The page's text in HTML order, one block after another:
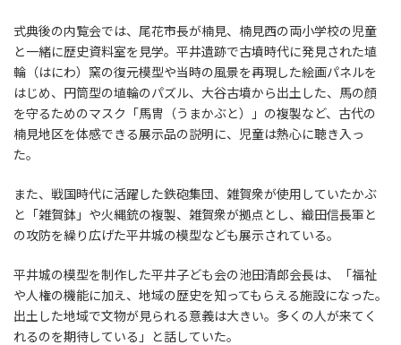
式典後の内覧会では、尾花市長が楠見、楠見西の両小学校の児童
と一緒に歴史資料室を見学。平井遺跡で古墳時代に発見された埴
輪（はにわ）窯の復元模型や当時の風景を再現した絵画パネルを
はじめ、円筒型の埴輪のパズル、大谷古墳から出土した、馬の顔
を守るためのマスク「馬冑（うまかぶと）」の複製など、古代の
楠見地区を体感できる展示品の説明に、児童は熱心に聴き入っ
た。
また、戦国時代に活躍した鉄砲集団、雑賀衆が使用していたかぶ
と「雑賀鉢」や火縄銃の複製、雑賀衆が拠点とし、織田信長軍と
の攻防を繰り広げた平井城の模型なども展示されている。
平井城の模型を制作した平井子ども会の池田清郎会長は、「福祉
や人権の機能に加え、地域の歴史を知ってもらえる施設になった。
出土した地域で文物が見られる意義は大きい。多くの人が来てく
れるのを期待している」と話していた。